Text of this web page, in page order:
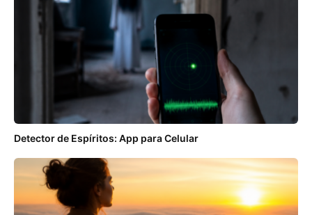
Detector de Espíritos: App para Celular